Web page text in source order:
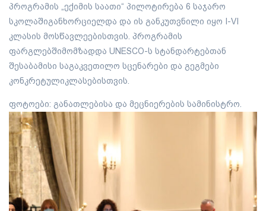
პროგრამის „ექიმის საათი“ პილოტირება 6 საჯარო
სკოლაშიგანხორციელდა და ის განკუთვნილი იყო I-VI
კლასის მოსწავლეებისთვის. პროგრამის
ფარგლებშიმომზადდა UNESCO-ს სტანდარტებთან
შესაბამისი საგაკვეთილო სცენარები და გეგმები
კონკრეტულიკლასებისთვის.
ფოტოები: განათლებისა და მეცნიერების სამინისტრო.